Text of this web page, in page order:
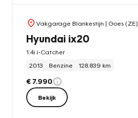
Vakgarage Blankestijn | Goes (ZE)
Hyundai ix20
1.4i i-Catcher
2013
Benzine 128.839 km
€ 7.990
Bekijk